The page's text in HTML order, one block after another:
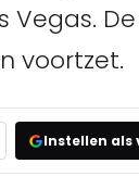
De
voortzet.
Instellen als